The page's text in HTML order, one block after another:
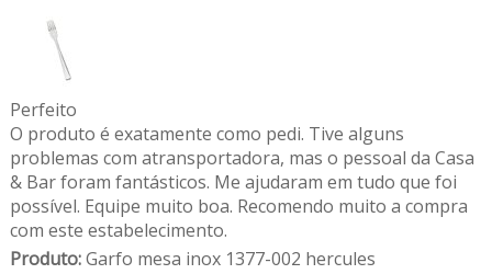
Perfeito
O produto é exatamente como pedi. Tive alguns
problemas com atransportadora, mas o pessoal da Casa
& Bar foram fantásticos. Me ajudaram em tudo que foi
possível. Equipe muito boa. Recomendo muito a compra
com este estabelecimento.
Produto:Garfo mesa inox 1377-002 hercules